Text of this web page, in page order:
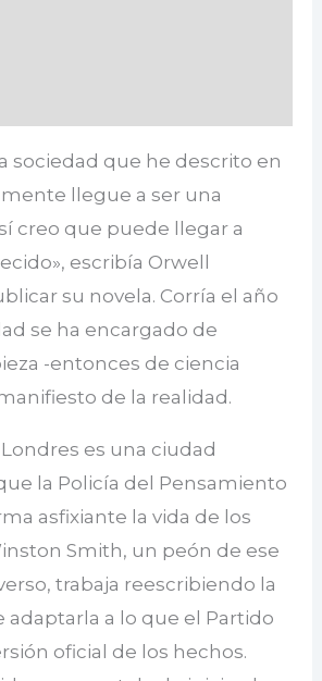
sociedad que he descrito en
llegue a ser una
creo que puede llegar a
escribía Orwell
su novela. Corría el año
se ha encargado de
-entonces de ciencia
de la realidad.
Londres es una ciudad
la Policía del Pensamiento
asfixiante la vida de los
Smith, un peón de ese
trabaja reescribiendo la
adaptarla a lo que el Partido
oficial de los hechos.